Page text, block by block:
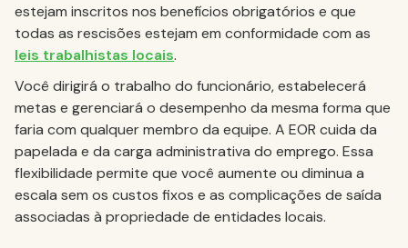
estejam inscritos nos benefícios obrigatórios e que
todas as rescisões estejam em conformidade com as
leis trabalhistas locais.
Você dirigirá o trabalho do funcionário, estabelecerá
metas e gerenciará o desempenho da mesma forma que
faria com qualquer membro da equipe. A EOR cuida da
papelada e da carga administrativa do emprego. Essa
flexibilidade permite que você aumente ou diminua a
escala sem os custos fixos e as complicações de saída
associadas à propriedade de entidades locais.